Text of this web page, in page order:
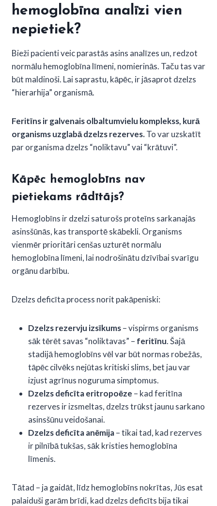
hemoglobīna analīzi vien
nepietiek?
Bieži pacienti veic parastās asins analīzes un, redzot
normālu hemoglobīna līmeni, nomierinās. Taču tas var
būt maldinoši. Lai saprastu, kāpēc, ir jāsaprot dzelzs
“hierarhija” organismā.
Feritīns ir galvenais olbaltumvielu komplekss, kurā
organisms uzglabā dzelzs rezerves.To var uzskatīt
par organisma dzelzs “noliktavu” vai “krātuvi”.
Kāpēc hemoglobīns nav
pietiekams rādītājs?
Hemoglobīns ir dzelzi saturošs proteīns sarkanajās
asinsšūnās, kas transportē skābekli. Organisms
vienmēr prioritāri cenšas uzturēt normālu
hemoglobīna līmeni, lai nodrošinātu dzīvībai svarīgu
orgānu darbību.
Dzelzs deficīta process norit pakāpeniski:
Dzelzs rezervju izsīkums– vispirms organisms
sāk tērēt savas “noliktavas” – feritīnu. Šajā
stadijā hemoglobīns vēl var būt normas robežās,
tāpēc cilvēks nejūtas kritiski slims, bet jau var
izjust agrīnus noguruma simptomus.
Dzelzs deficīta eritropoēze – kad feritīna
rezerves ir izsmeltas, dzelzs trūkst jaunu sarkano
asinsšūnu veidošanai.
Dzelzs deficīta anēmija– tikai tad, kad rezerves
ir pilnībā tukšas, sāk kristies hemoglobīna
līmenis.
Tātad – ja gaidāt, līdz hemoglobīns nokrītas, Jūs esat
palaiduši garām brīdi, kad dzelzs deficīts bija tikai